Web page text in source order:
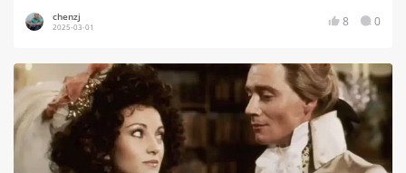
chenzj
2025-03-01 8 0